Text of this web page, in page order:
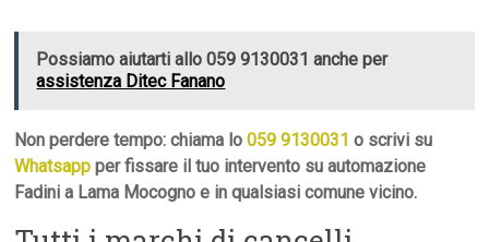
Possiamo aiutarti allo 059 9130031 anche per
assistenza Ditec Fanano
Non perdere tempo: chiama lo059 9130031 o scrivi su
Whatsapp per fissare il tuo intervento su automazione
Fadini a Lama Mocogno e in qualsiasi comune vicino.